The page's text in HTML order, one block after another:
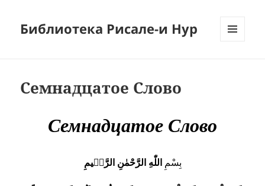
Библиотека Рисале-и Нур
Семнадцатое Слово
Семнадцатое Слово
بِسْمِ اللّٰهِ الرَّحْمٰنِ الرَّحٖيمِ